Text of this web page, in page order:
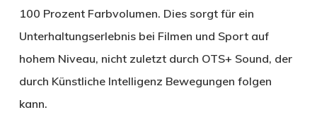
100 Prozent Farbvolumen. Dies sorgt für ein
Unterhaltungserlebnis bei Filmen und Sport auf
hohem Niveau, nicht zuletzt durch OTS+ Sound, der
durch Künstliche Intelligenz Bewegungen folgen
kann.